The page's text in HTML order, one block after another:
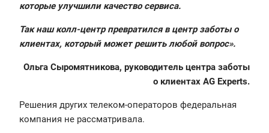
которые улучшили качество сервиса.
Так наш колл-центр превратился в центр заботы о
клиентах, который может решить любой вопрос»‎.
Ольга Сыромятникова, руководитель центра заботы
о клиентах AG Experts.
Решения других телеком-операторов федеральная
компания не рассматривала.